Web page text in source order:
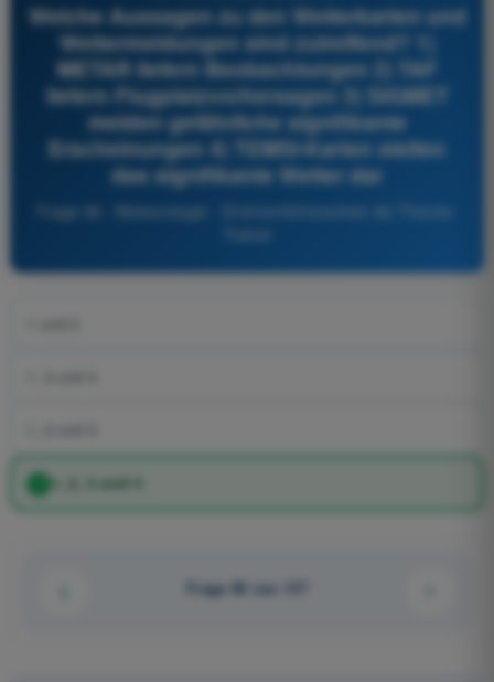
Welche Aussagen zu den Wetterkarten und
Wettermeldungen sind zutreffend? 1)
METAR liefern Beobachtungen 2) TAF
liefern Flugplatzvorhersagen 3) SIGMET
melden gefährliche signifikante
Erscheinungen 4) TEMSI-Karten stellen
das signifikante Wetter dar
Frage 96 - Meteorologie - Drohnenführerschein A2 Theorie-
1, 2, 3 und 4
Frage 96 von 137